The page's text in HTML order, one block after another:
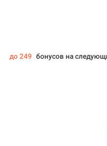
до 249 бонусов на